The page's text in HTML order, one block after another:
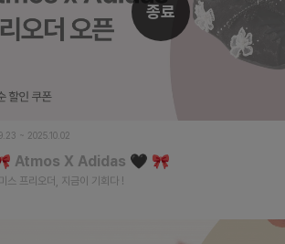
종료
~ 2025.10.02
Atmos X Adidas 🖤 🎀
스 프리오더, 지금이 기회다 !